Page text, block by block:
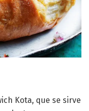
Kota, que se sirve